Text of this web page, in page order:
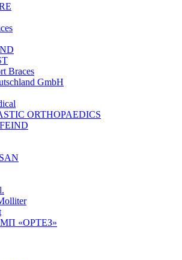
Braces
GmbH
ORTHOPAEDICS
«ОРТЕЗ»